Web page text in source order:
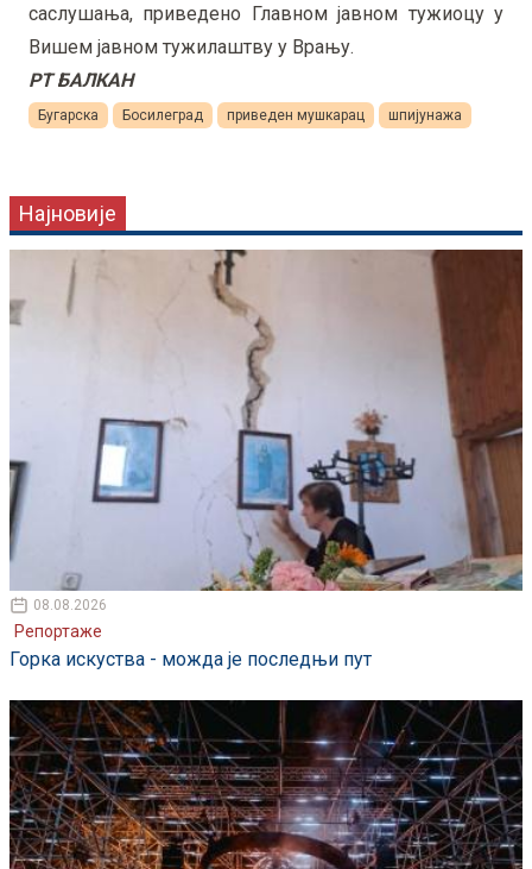
саслушања, приведено Главном јавном тужиоцу у
Вишем јавном тужилаштву у Врању.
РТ БАЛКАН
Бугарска Босилеград приведен мушкарац шпијунажа
Најновије
08.08.2026
Репортаже
Горка искуства - можда је последњи пут